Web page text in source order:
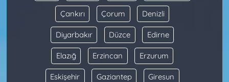
Çankırı Çorum Denizli
Diyarbakır Düzce Edirne
Elazığ Erzincan Erzurum
Eskişehir Gaziantep Giresun